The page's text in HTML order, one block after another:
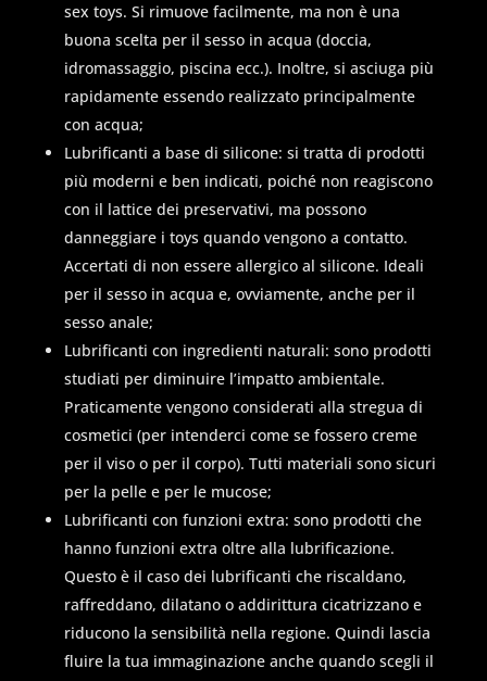
sex toys. Si rimuove facilmente, ma non è una
buona scelta per il sesso in acqua (doccia,
idromassaggio, piscina ecc.). Inoltre, si asciuga più
rapidamente essendo realizzato principalmente
con acqua;
Lubrificanti a base di silicone: si tratta di prodotti
più moderni e ben indicati, poiché non reagiscono
con il lattice dei preservativi, ma possono
danneggiare i toys quando vengono a contatto.
Accertati di non essere allergico al silicone. Ideali
per il sesso in acqua e, ovviamente, anche per il
sesso anale;
Lubrificanti con ingredienti naturali: sono prodotti
studiati per diminuire l’impatto ambientale.
Praticamente vengono considerati alla stregua di
cosmetici (per intenderci come se fossero creme
per il viso o per il corpo). Tutti materiali sono sicuri
per la pelle e per le mucose;
Lubrificanti con funzioni extra: sono prodotti che
hanno funzioni extra oltre alla lubrificazione.
Questo è il caso dei lubrificanti che riscaldano,
raffreddano, dilatano o addirittura cicatrizzano e
riducono la sensibilità nella regione. Quindi lascia
fluire la tua immaginazione anche quando scegli il